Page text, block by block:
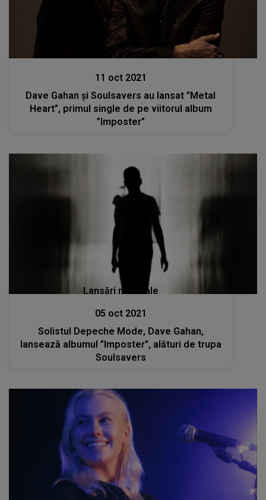
Lansări muzicale
11 oct 2021
Dave Gahan și Soulsavers au lansat ”Metal
Heart”, primul single de pe viitorul album
”Imposter”
Lansări muzicale
05 oct 2021
Solistul Depeche Mode, Dave Gahan,
lansează albumul ”Imposter", alături de trupa
Soulsavers